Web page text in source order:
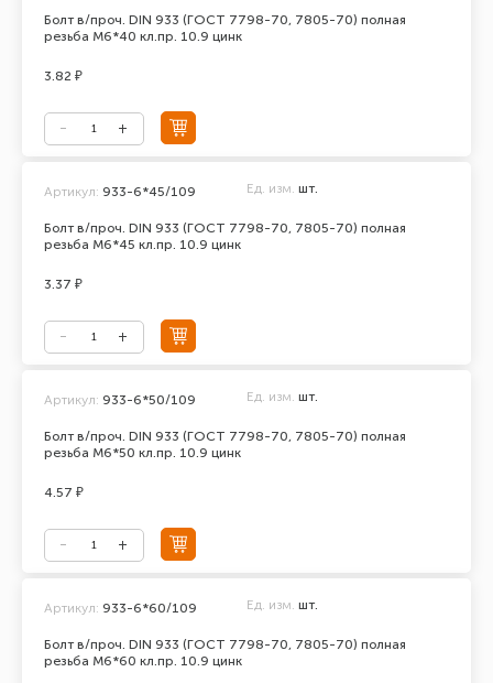
Болт в/проч. DIN 933 (ГОСТ 7798-70, 7805-70) полная
резьба М6*40 кл.пр. 10.9 цинк
3.82 ₽
Болт в/проч. DIN 933 (ГОСТ 7798-70, 7805-70) полная
резьба М6*45 кл.пр. 10.9 цинк
Артикул: 933-6*45/109 Ед. изм. шт.
3.37 ₽
Болт в/проч. DIN 933 (ГОСТ 7798-70, 7805-70) полная
резьба М6*50 кл.пр. 10.9 цинк
Артикул: 933-6*50/109 Ед. изм. шт.
4.57 ₽
Болт в/проч. DIN 933 (ГОСТ 7798-70, 7805-70) полная
резьба М6*60 кл.пр. 10.9 цинк
Артикул: 933-6*60/109 Ед. изм. шт.